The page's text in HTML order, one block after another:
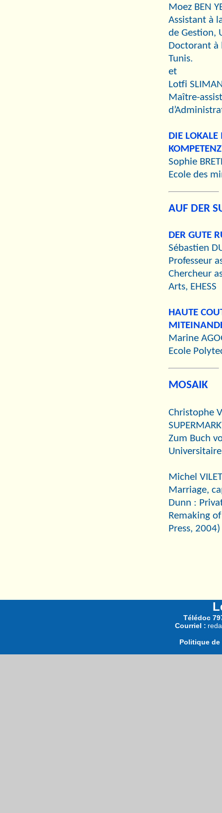
Moez BEN
Assistant à
de Gestion,
Doctorant à
Tunis.
et
Lotfi
Maître-
DIE
Sophie
Ecole des
AUF DER
DER GUTE
Sébastien
Professeur
Chercheur
Arts, EHESS
HAUTE
Marine
Ecole
MOSAIK
Christophe
Zum Buch
Michel
Marriage,
Dunn :
Remaking
Press, 2004)
Télédoc
Courriel :
Politique